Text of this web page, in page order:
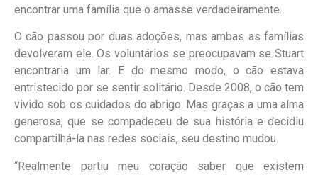
encontrar uma família que o amasse verdadeiramente.
O cão passou por duas adoções, mas ambas as famílias
devolveram ele. Os voluntários se preocupavam se Stuart
encontraria um lar. E do mesmo modo, o cão estava
entristecido por se sentir solitário. Desde 2008, o cão tem
vivido sob os cuidados do abrigo. Mas graças a uma alma
generosa, que se compadeceu de sua história e decidiu
compartilhá-la nas redes sociais, seu destino mudou.
“Realmente partiu meu coração saber que existem